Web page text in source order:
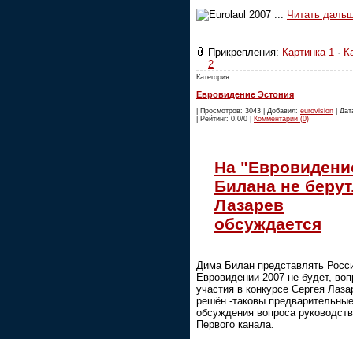
... Читать
Прикрепления: Картинка 1 ·
2
Категория:
Евровидение Эстония
| Просмотров: 3043 | Добавил: eurovision |
| Рейтинг: 0.0/0 | Комментарии (0)
На
Билана не
Лазарев
обсуждается
Дима Билан представлять
Евровидении-2007 не будет,
участия в конкурсе Сергея
решён -таковы
обсуждения вопроса
Первого канала.